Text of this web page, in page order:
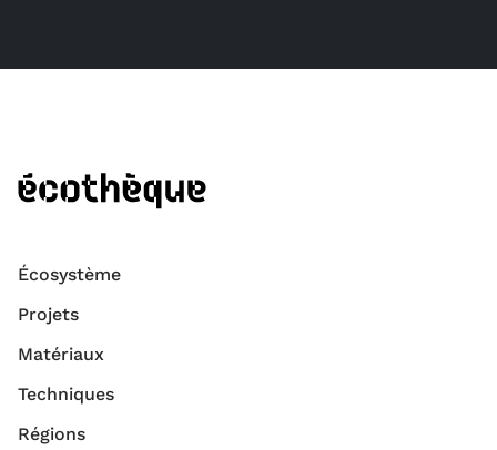
Écosystème
Projets
Matériaux
Techniques
Régions